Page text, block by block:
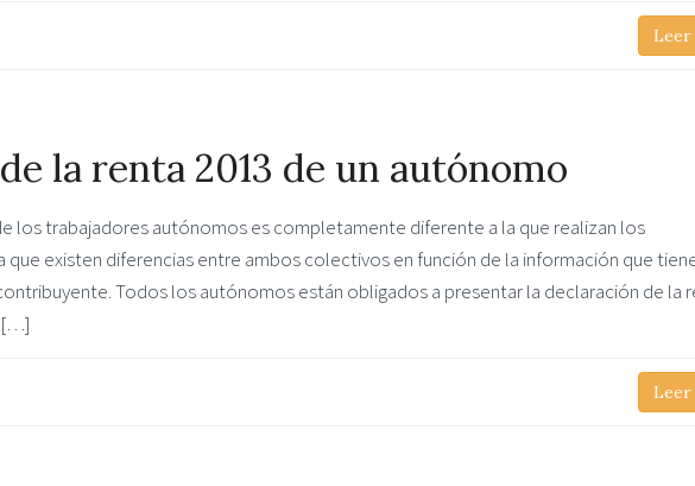
Leer
la renta 2013 de un autónomo
los trabajadores autónomos es completamente diferente a la que realizan los
que existen diferencias entre ambos colectivos en función de la información que
Todos los autónomos están obligados a presentar la declaración de la
[…]
Leer